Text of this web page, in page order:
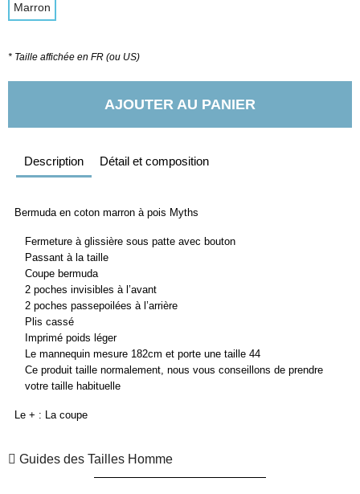
Marron
* Taille affichée en FR (ou US)
AJOUTER AU PANIER
Description Détail et composition
Bermuda en coton marron à pois Myths
Fermeture à glissière sous patte avec bouton
Passant à la taille
Coupe bermuda
2 poches invisibles à l’avant
2 poches passepoilées à l’arrière
Plis cassé
Imprimé poids léger
Le mannequin mesure 182cm et porte une taille 44
Ce produit taille normalement, nous vous conseillons de prendre
votre taille habituelle
Le + : La coupe
Guides des Tailles Homme